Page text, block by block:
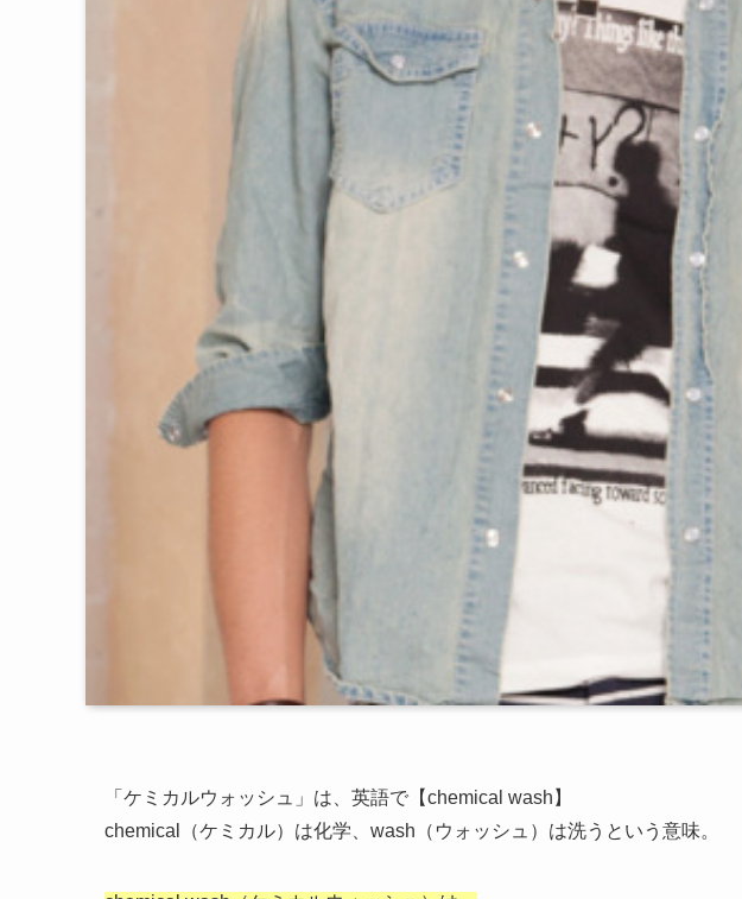
「ケミカルウォッシュ」は、英語で【chemical wash】
chemical（ケミカル）は化学、wash（ウォッシュ）は洗うという意味。